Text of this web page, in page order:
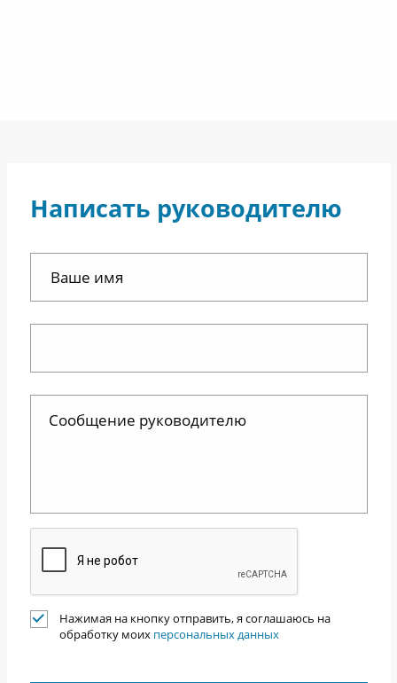
Написать руководителю
Нажимая на кнопку отправить, я соглашаюсь на
обработку моих персональных данных